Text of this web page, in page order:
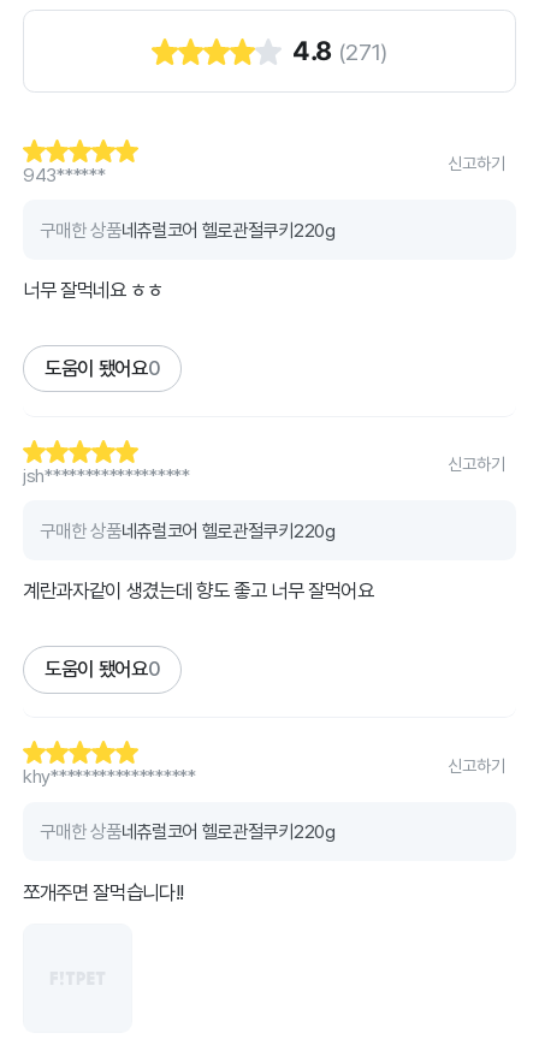
4.8 (271)
943******
신고하기
구매한 상품네츄럴코어 헬로관절쿠키220g
너무 잘먹네요 ㅎㅎ
도움이 됐어요0
jsh******************
신고하기
구매한 상품네츄럴코어 헬로관절쿠키220g
계란과자같이 생겼는데 향도 좋고 너무 잘먹어요
도움이 됐어요0
khy******************
신고하기
구매한 상품네츄럴코어 헬로관절쿠키220g
쪼개주면 잘먹습니다!!